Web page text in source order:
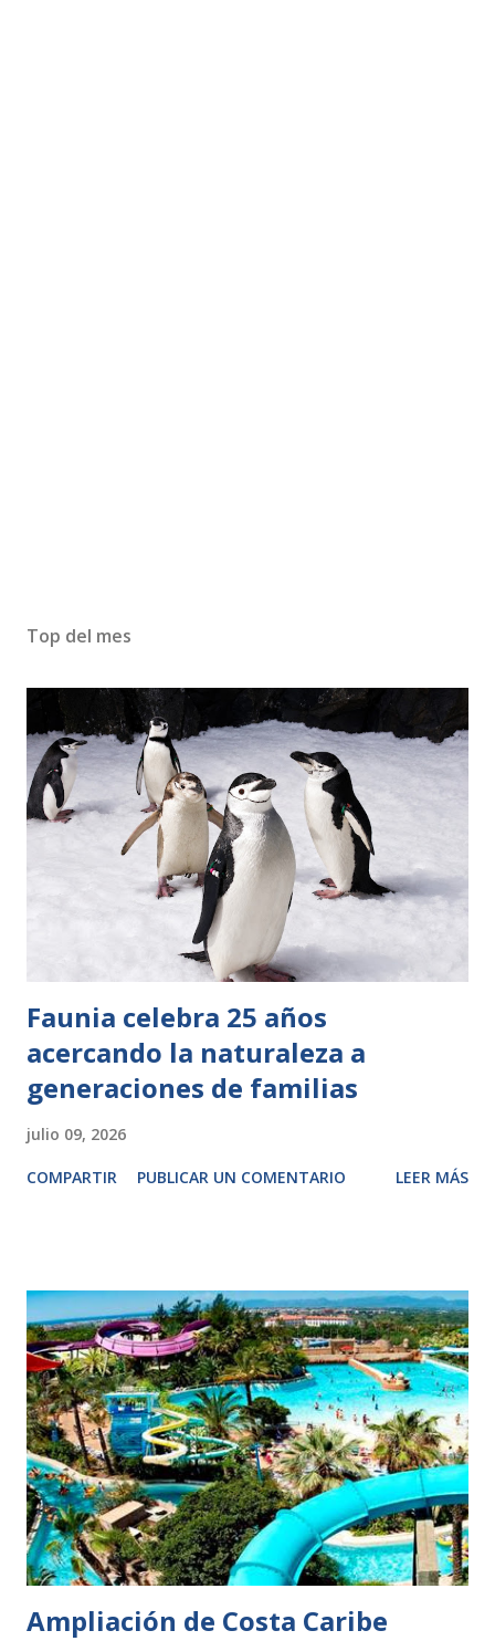
Top del mes
Faunia celebra 25 años
acercando la naturaleza a
generaciones de familias
julio 09, 2026
COMPARTIR PUBLICAR UN COMENTARIO LEER MÁS
Ampliación de Costa Caribe